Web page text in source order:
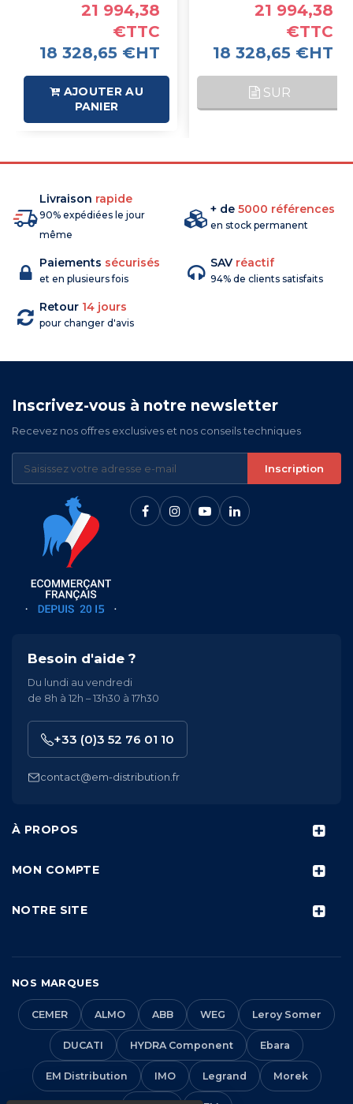
21 994,38
€TTC
18 328,65 €HT
AJOUTER AU
PANIER
21 994,38
€TTC
18 328,65 €HT
SUR
Livraison rapide
90% expédiées le jour
même
+ de 5000 références
en stock permanent
Paiements sécurisés
et en plusieurs fois
SAV réactif
94% de clients satisfaits
Retour 14 jours
pour changer d'avis
Inscrivez-vous à notre newsletter
Recevez nos offres exclusives et nos conseils techniques
Inscription
À PROPOS
MON COMPTE
NOTRE SITE
Besoin d'aide ?
Du lundi au vendredi
de 8h à 12h – 13h30 à 17h30
+33 (0)3 52 76 01 10
contact@em-distribution.fr
NOS MARQUES
CEMER ALMO ABB WEG Leroy Somer
DUCATI HYDRA Component Ebara
EM Distribution IMO Legrand Morek